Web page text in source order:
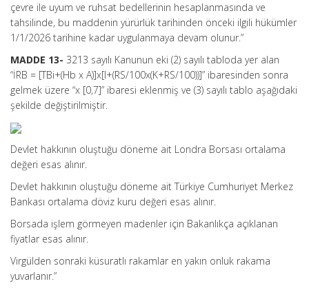
çevre ile uyum ve ruhsat bedellerinin hesaplanmasında ve
tahsilinde, bu maddenin yürürlük tarihinden önceki ilgili hükümler
1/1/2026 tarihine kadar uygulanmaya devam olunur.”
MADDE 13- 3213 sayılı Kanunun eki (2) sayılı tabloda yer alan
“İRB = [TBi+(Hb x A)]x[l+(RS/100x(K+RS/100))]” ibaresinden sonra
gelmek üzere “x [0,7]” ibaresi eklenmiş ve (3) sayılı tablo aşağıdaki
şekilde değiştirilmiştir.
Devlet hakkının oluştuğu döneme ait Londra Borsası ortalama
değeri esas alınır.
Devlet hakkının oluştuğu döneme ait Türkiye Cumhuriyet Merkez
Bankası ortalama döviz kuru değeri esas alınır.
Borsada işlem görmeyen madenler için Bakanlıkça açıklanan
fiyatlar esas alınır.
Virgülden sonraki küsuratlı rakamlar en yakın onluk rakama
yuvarlanır.”